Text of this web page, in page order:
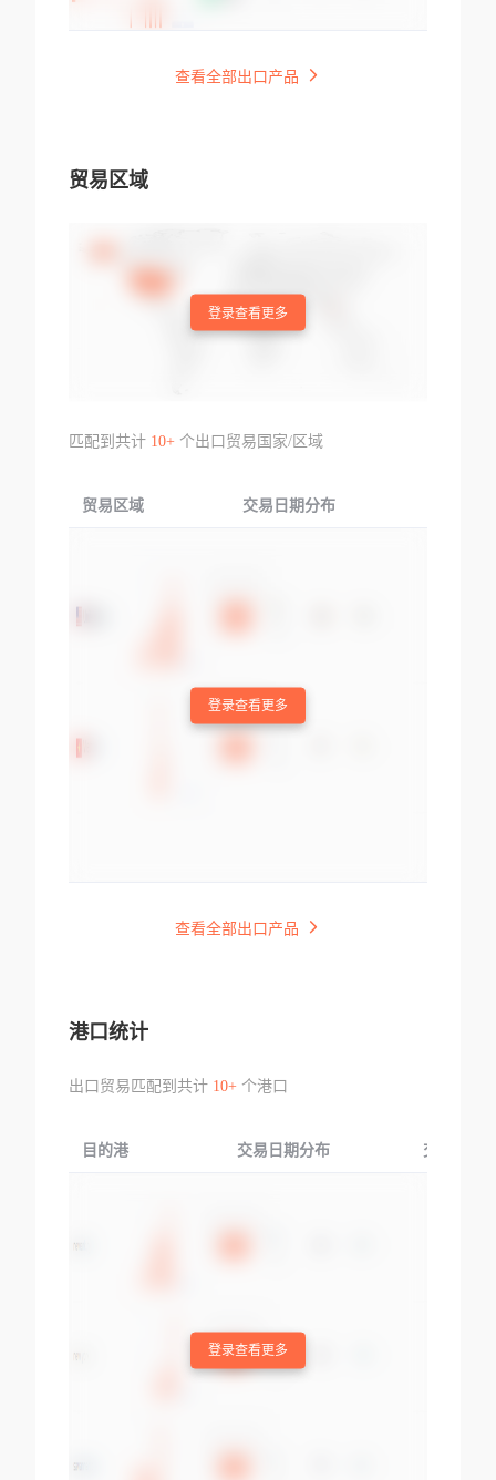
查看全部出口产品
贸易区域
登录查看更多
匹配到共计 10+个出口贸易国家/区域
贸易区域 交易日期分布
登录查看更多
查看全部出口产品
港口统计
出口贸易匹配到共计 10+个港口
目的港 交易日期分布 交易产品
登录查看更多